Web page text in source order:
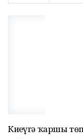
Киҙеүгә ҡаршы